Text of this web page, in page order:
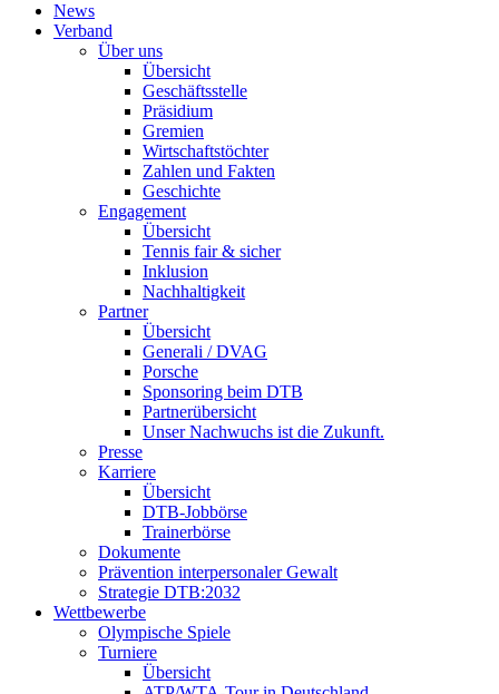
News
Verband
Über uns
Übersicht
Geschäftsstelle
Präsidium
Gremien
Wirtschaftstöchter
Zahlen und Fakten
Geschichte
Engagement
Übersicht
Tennis fair & sicher
Inklusion
Nachhaltigkeit
Partner
Übersicht
Generali / DVAG
Porsche
Sponsoring beim DTB
Partnerübersicht
Unser Nachwuchs ist die Zukunft.
Presse
Karriere
Übersicht
DTB-Jobbörse
Trainerbörse
Dokumente
Prävention interpersonaler Gewalt
Strategie DTB:2032
Wettbewerbe
Olympische Spiele
Turniere
Übersicht